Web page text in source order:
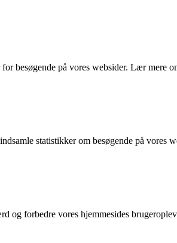
besøgende på vores websider. Lær mere
statistikker om besøgende på vores
og forbedre vores hjemmesides